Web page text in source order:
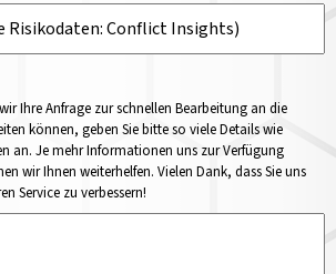
Ihre Anfrage zur schnellen Bearbeitung an die
können, geben Sie bitte so viele Details wie
an. Je mehr Informationen uns zur Verfügung
wir Ihnen weiterhelfen. Vielen Dank, dass Sie uns
Service zu verbessern!